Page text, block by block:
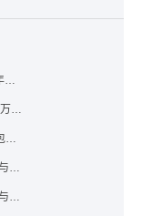
福州律师蔡思斌评析：二审改判！恋爱同居5年为女友买车，分手后能要回吗？
福州律师蔡思斌评析：配偶代管银行卡取走21万，离婚后这笔钱还要得回来吗？
福州律师蔡思斌评析：承担孩子的“大学费用”包括高额留学费用吗？
福州律师蔡思斌解答：变天了：福州继承、赠与房产转让要收20%个税？福州国税官方回复来了！
福州律师蔡思斌解答：变天了：福州继承、赠与房产转让要收20%个税？福州国税官方回答来了！